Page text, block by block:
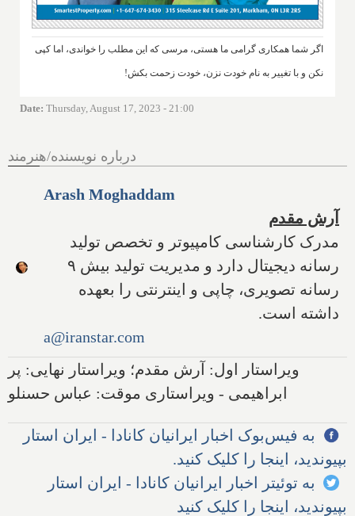
اگر شما همکاری گرامی ما هستی، مرسی که این مطلب را خواندی، اما کپی
نکن و با تغییر به نام خودت نزن، خودت زحمت بکش!
Date: Thursday, August 17, 2023 - 21:00
درباره نویسنده/هنرمند
Arash Moghaddam
آرش مقدم
مدرک کارشناسی کامپیوتر و تخصص تولید
رسانه دیجیتال دارد و مدیریت تولید بیش ۹
رسانه تصویری، چاپی و اینترنتی را بعهده
داشته است.
a@iranstar.com
ویراستار اول: آرش مقدم؛ ویراستار نهایی: پر
ابراهیمی - ویراستاری موقت: عباس حسنلو
به فیس‌بوک اخبار ایرانیان کانادا - ایران استار
بپیوندید، اینجا را کلیک کنید.
به توئیتر اخبار ایرانیان کانادا - ایران استار
بپیوندید، اینجا را کلیک کنید